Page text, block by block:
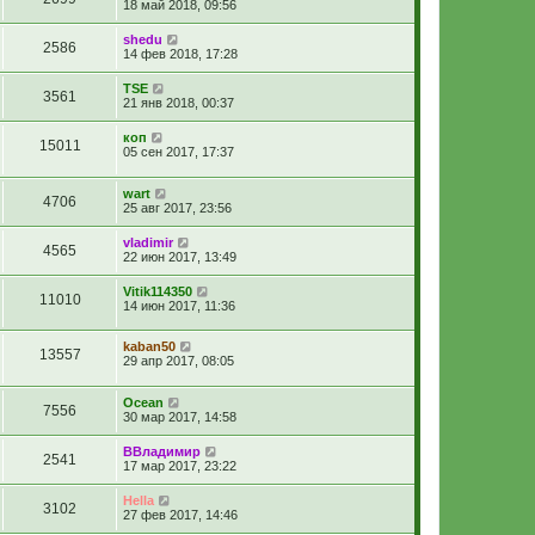
18 май 2018, 09:56
2586
shedu
14 фев 2018, 17:28
3561
TSE
21 янв 2018, 00:37
15011
коп
05 сен 2017, 17:37
4706
wart
25 авг 2017, 23:56
4565
vladimir
22 июн 2017, 13:49
11010
Vitik114350
14 июн 2017, 11:36
13557
kaban50
29 апр 2017, 08:05
7556
Ocean
30 мар 2017, 14:58
2541
ВВладимир
17 мар 2017, 23:22
3102
Hella
27 фев 2017, 14:46